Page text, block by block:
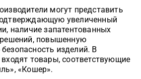
могут представить
увеличенный
наличие запатентованных
решений, повышенную
изделий. В
товары, соответствующие
«Кошер».